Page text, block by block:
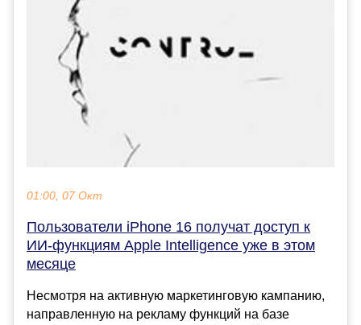
01:00, 07 Окт
Пользователи iPhone 16 получат доступ к
ИИ-функциям Apple Intelligence уже в этом
месяце
Несмотря на активную маркетинговую кампанию,
направленную на рекламу функций на базе